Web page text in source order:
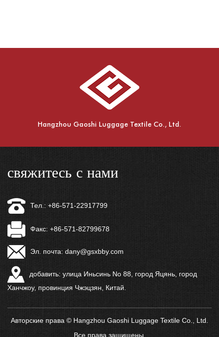
Hangzhou Gaoshi Luggage Textile Co., Ltd.
свяжитесь с нами
Тел.: +86-571-22917799
Факс: +86-571-82799678
Эл. почта: dany@gsxbby.com
добавить: улица Иньсинь No 88, город Яцянь, город
Ханчжоу, провинция Чжэцзян, Китай.
Авторские права © Hangzhou Gaoshi Luggage Textile Co., Ltd.
Все права защищены.